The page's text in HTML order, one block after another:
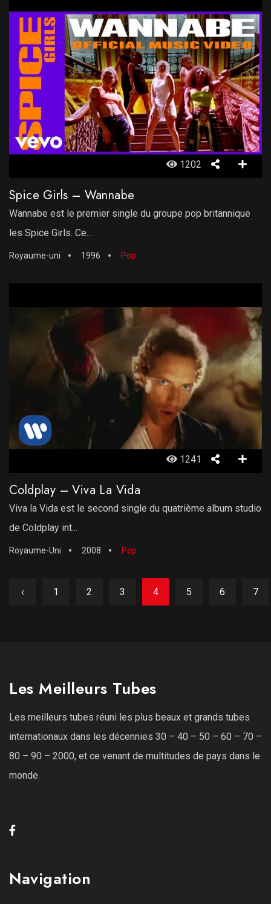
1202
Spice Girls – Wannabe
Wannabe est le premier single du groupe pop britannique
les Spice Girls. Ce...
Royaume-uni 1996 Pop
1241
Coldplay – Viva La Vida
Viva la Vida est le second single du quatrième album studio
de Coldplay int...
Royaume-Uni 2008 Pop
‹ 1 2 3 4 5 6 7
Les Meilleurs Tubes
Les meilleurs tubes réuni les plus beaux et grands tubes
internationaux dans les décennies 30 – 40 – 50 – 60 – 70 –
80 – 90 – 2000, et ce venant de multitudes de pays dans le
monde.
Navigation